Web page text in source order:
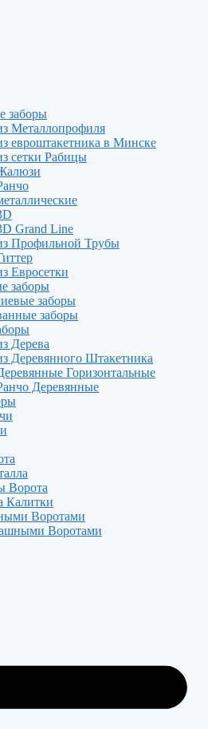
заборы
Металлопрофиля
евроштакетника в Минске
сетки Рабицы
Grand Line
Профильной Трубы
Евросетки
заборы
заборы
заборы
Дерева
Деревянного Штакетника
Горизонтальные
Деревянные
Ворота
Калитки
Воротами
Воротами